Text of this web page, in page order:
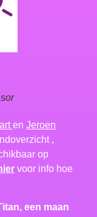
en Jeroen
,
op
voor info hoe
een maan